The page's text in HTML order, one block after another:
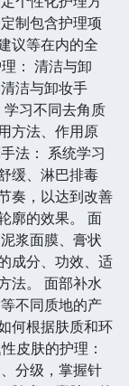
制包含护理项
议等在内的全
： 清洁与卸
洁与卸妆手
习不同去角质
方法、作用原
法： 系统学习
缓、淋巴排毒
奏，以达到改善
廓的效果。 面
浆面膜、膏状
成分、功效、适
法。 面部补水
不同质地的产
何根据肤质和环
皮肤的护理：
分级，掌握针